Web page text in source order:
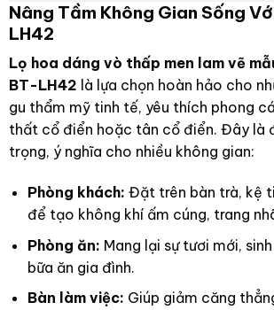
Nâng Tầm Không Gian Sống
LH42
Lọ hoa dáng vò thấp men lam vẽ
BT-LH42 là lựa chọn hoàn hảo cho
gu thẩm mỹ tinh tế, yêu thích phong
thất cổ điển hoặc tân cổ điển. Đây là
trọng, ý nghĩa cho nhiều không gian:
Phòng khách: Đặt trên bàn trà, kệ
để tạo không khí ấm cúng, trang
Phòng ăn: Mang lại sự tươi mới,
bữa ăn gia đình.
Bàn làm việc: Giúp giảm căng